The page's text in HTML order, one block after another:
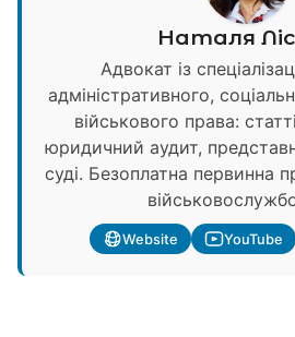
Наталя
Адвокат із
адміністративного,
військового права:
юридичний аудит,
суді. Безоплатна первинна
Website YouTube